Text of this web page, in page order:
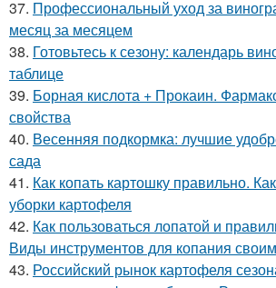
37. Профессиональный уход за
месяц за месяцем
38. Готовьтесь к сезону: календарь
таблице
39. Борная кислота + Прокаин.
свойства
40. Весенняя подкормка: лучшие
сада
41. Как копать картошку правильно.
уборки картофеля
42. Как пользоваться лопатой и
Виды инструментов для копания
43. Российский рынок картофеля